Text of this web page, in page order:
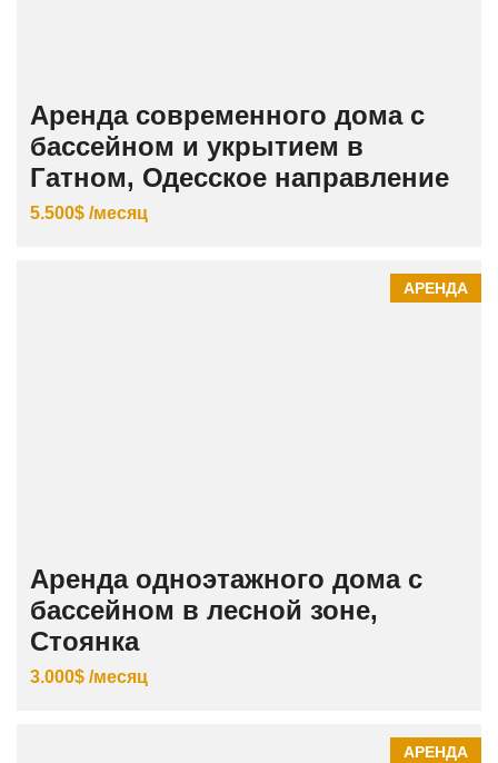
Аренда современного дома с
бассейном и укрытием в
Гатном, Одесское направление
5.500$ /месяц
АРЕНДА
Аренда одноэтажного дома с
бассейном в лесной зоне,
Стоянка
3.000$ /месяц
АРЕНДА